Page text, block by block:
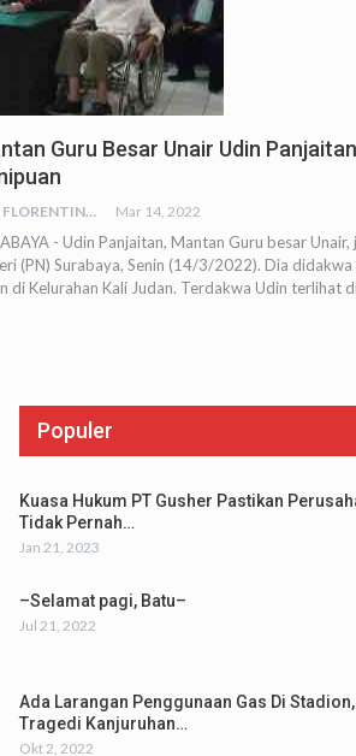
Guru Besar Unair Udin
RED FLORENTINA Mar 14, 2022
- Udin Panjaitan, Mantan Guru besar
(PN) Surabaya, Senin (14/3/2022). Dia
di Kelurahan Kali Judan. Terdakwa Udin terlihat
Populer
Kuasa Hukum PT Gusher Pastikan
Tidak Pernah…
Jan 21, 2023
–Selamat pagi, Batu–
Jul 21, 2022
Ada Larangan Penggunaan Gas Di Stadion,
Tragedi Kanjuruhan…
Okt 2, 2022